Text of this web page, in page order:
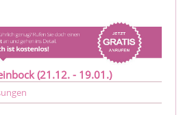
(21.12. - 19.01.)